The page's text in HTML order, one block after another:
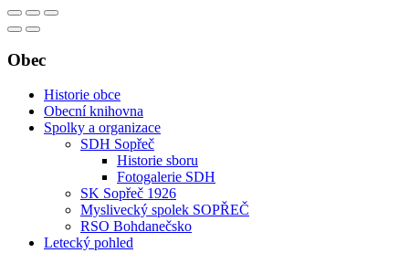
Obec
Historie obce
Obecní knihovna
Spolky a organizace
SDH Sopřeč
Historie sboru
Fotogalerie SDH
SK Sopřeč 1926
Myslivecký spolek SOPŘEČ
RSO Bohdanečsko
Letecký pohled